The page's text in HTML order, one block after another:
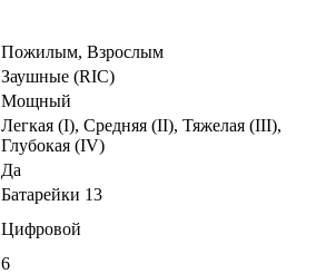
Пожилым, Взрослым
Заушные (RIC)
Мощный
Легкая (I), Средняя (II), Тяжелая (III),
Глубокая (IV)
Да
Батарейки 13
Цифровой
6